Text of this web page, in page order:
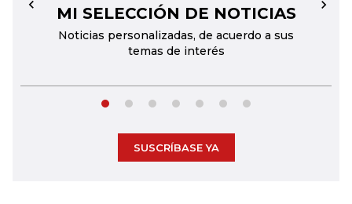
MI SELECCIÓN DE NOTICIAS
Noticias personalizadas, de acuerdo a sus
temas de interés
← →
SUSCRÍBASE YA